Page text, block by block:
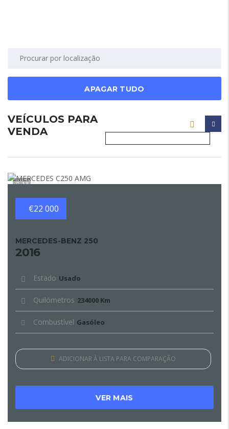
APAGAR TUDO
VEÍCULOS PARA
VENDA
13
€22 000
MERCEDES-BENZ 250
2016
Estado Usado
Quilómetros 234000 Km
Combustível Gasóleo
ADICIONAR À LISTA PARA COMPARAÇÃO
VER MAIS